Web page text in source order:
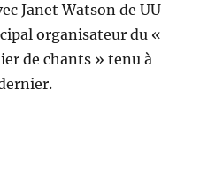
Janet Watson de UU
organisateur du «
de chants » tenu à